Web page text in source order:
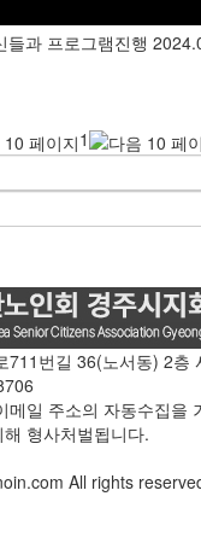
들과 프로그램진행
1
711번길 36(노서동) 2층
메일 주소의 자동수집을
형사처벌됩니다.
All rights